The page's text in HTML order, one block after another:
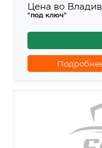
Цена во
"под ключ"